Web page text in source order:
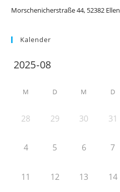
Morschenicherstraße 44, 52382 Ellen
Kalender
M D M D
28 29 30 31
4 5 6 7
11 12 13 14